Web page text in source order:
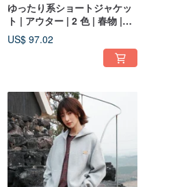
ゆったり系ショートジャケッ
ト | アウター | 2 色 | 春物 |
Sora-2075
US$ 97.02